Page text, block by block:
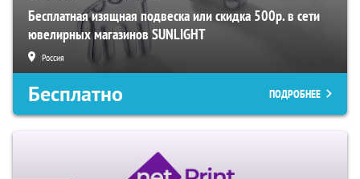
Бесплатная изящная подвеска или скидка 500р. в сети
ювелирных магазинов SUNLIGHT
Россия
Бесплатно ПОДРОБНЕЕ